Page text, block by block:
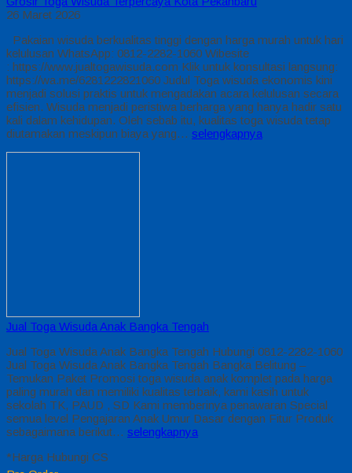
26 Maret 2026
Pakaian wisuda berkualitas tinggi dengan harga murah untuk hari
kelulusan WhatsApp: 0812-2282-1060 Wibesite
: https://www.jualtogawisuda.com Klik untuk konsultasi langsung:
https://wa.me/6281222821060 Judul Toga wisuda ekonomis kini
menjadi solusi praktis untuk mengadakan acara kelulusan secara
efisien. Wisuda menjadi peristiwa berharga yang hanya hadir satu
kali dalam kehidupan. Oleh sebab itu, kualitas toga wisuda tetap
diutamakan meskipun biaya yang… selengkapnya
Jual Toga Wisuda Anak Bangka Tengah
Jual Toga Wisuda Anak Bangka Tengah Hubungi 0812-2282-1060
Jual Toga Wisuda Anak Bangka Tengah Bangka Belitung –
Temukan Paket Promosi toga wisuda anak komplet pada harga
paling murah dan memiliki kualitas terbaik, kami kasih untuk
sekolah TK, PAUD , SD Kami memberinya penawaran Special
semua level Pengajaran Anak Umur Dasar dengan Fitur Produk
sebagaimana berikut… selengkapnya
*Harga Hubungi CS